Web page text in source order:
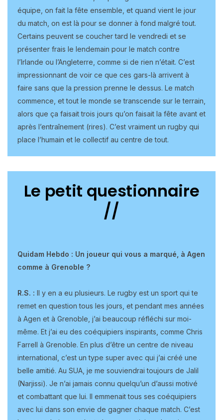
équipe, on fait la fête ensemble, et quand vient le jour
du match, on est là pour se donner à fond malgré tout.
Certains peuvent se coucher tard le vendredi et se
présenter frais le lendemain pour le match contre
l’Irlande ou l’Angleterre, comme si de rien n’était. C’est
impressionnant de voir ce que ces gars-là arrivent à
faire sans que la pression prenne le dessus. Le match
commence, et tout le monde se transcende sur le terrain,
alors que ça faisait trois jours qu’on faisait la fête avant et
après l’entraînement (rires). C’est vraiment un rugby qui
place l’humain et le collectif au centre de tout.
Le petit questionnaire
//
Quidam Hebdo : Un joueur qui vous a marqué, à Agen
comme à Grenoble ?
R.S. : Il y en a eu plusieurs. Le rugby est un sport qui te
remet en question tous les jours, et pendant mes années
à Agen et à Grenoble, j’ai beaucoup réfléchi sur moi-
même. Et j’ai eu des coéquipiers inspirants, comme Chris
Farrell à Grenoble. En plus d’être un centre de niveau
international, c’est un type super avec qui j’ai créé une
belle amitié. Au SUA, je me souviendrai toujours de Jalil
(Narjissi). Je n’ai jamais connu quelqu’un d’aussi motivé
et combattant que lui. Il emmenait tous ses coéquipiers
avec lui dans son envie de gagner chaque match. C’est